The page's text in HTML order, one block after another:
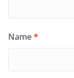
Name*